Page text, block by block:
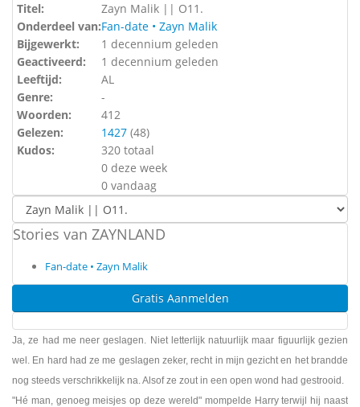
Titel:
Zayn Malik || O11.
Onderdeel van:Fan-date • Zayn Malik
Bijgewerkt:
1 decennium geleden
Geactiveerd:
1 decennium geleden
Leeftijd:
AL
Genre:
-
Woorden:
412
Gelezen:
1427 (48)
Kudos:
320 totaal
0 deze week
0 vandaag
Stories van ZAYNLAND
Fan-date • Zayn Malik
Gratis Aanmelden
Ja, ze had me neer geslagen. Niet letterlijk natuurlijk maar figuurlijk gezien
wel. En hard had ze me geslagen zeker, recht in mijn gezicht en het brandde
nog steeds verschrikkelijk na. Alsof ze zout in een open wond had gestrooid.
"Hé man, genoeg meisjes op deze wereld" mompelde Harry terwijl hij naast